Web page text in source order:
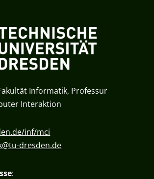
Informatik, Professur
Interaktion
inf/mci
dresden.de
: